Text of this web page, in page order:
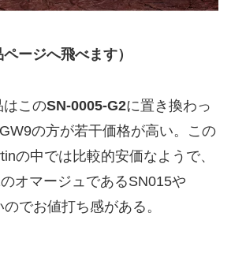
ージへ飛べます）
はこのSN-0005-G2に置き換わっ
の方が若干価格が高い。この
の中では比較的安価なようで、
オマージュであるSN015や
でお値打ち感がある。